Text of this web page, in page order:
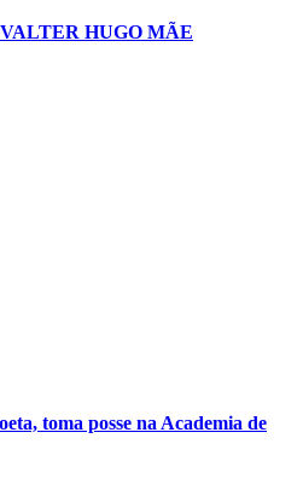
VALTER HUGO MÃE
toma posse na Academia de